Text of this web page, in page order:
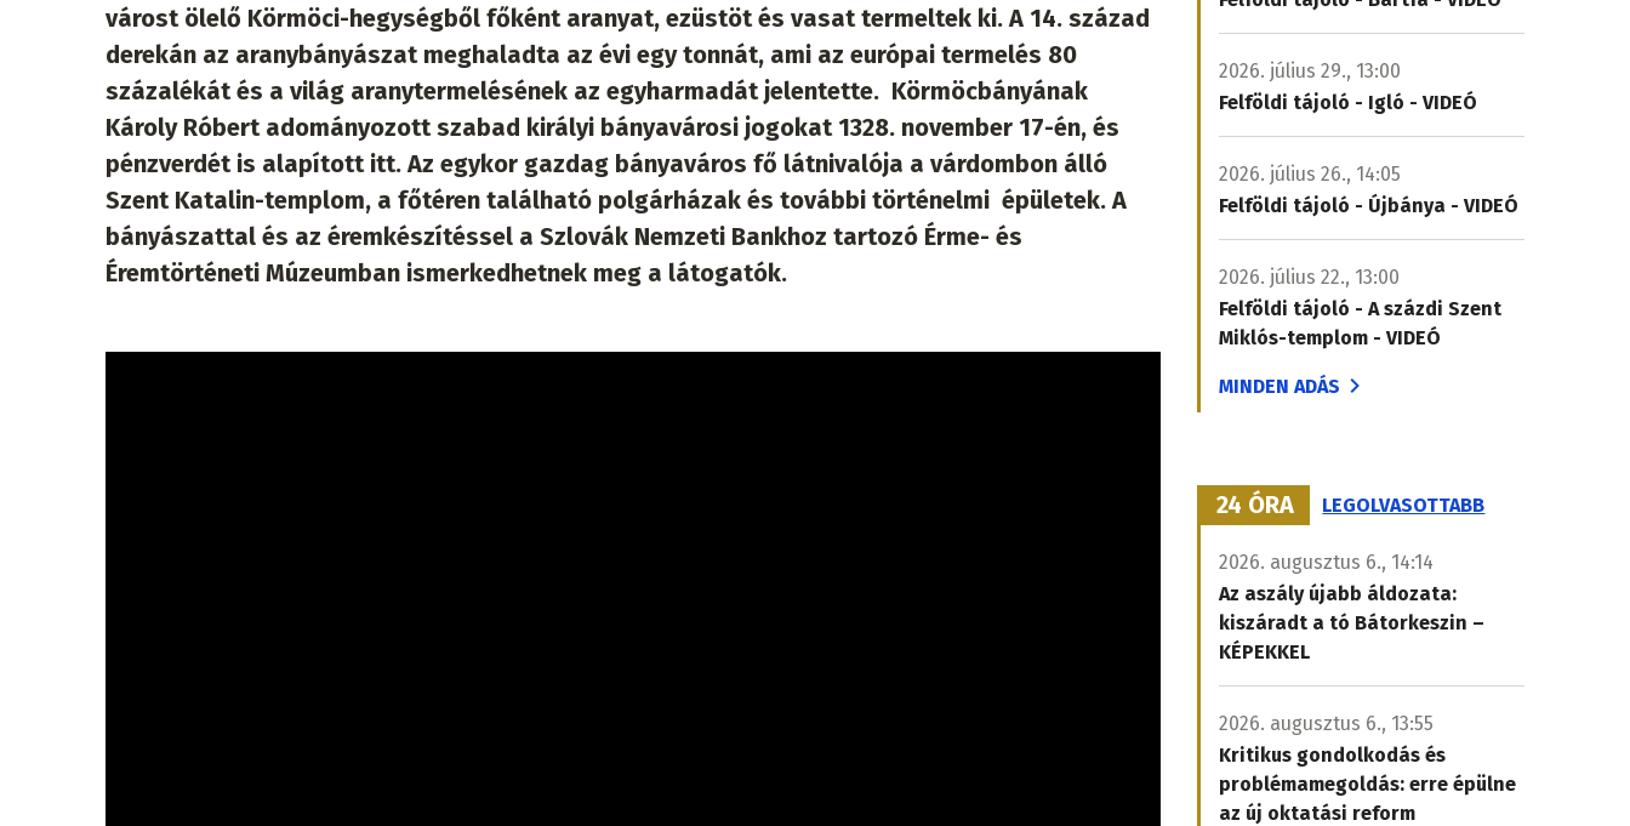
várost ölelő Körmöci-hegységből főként aranyat, ezüstöt és vasat termeltek ki. A 14. század
derekán az aranybányászat meghaladta az évi egy tonnát, ami az európai termelés 80
százalékát és a világ aranytermelésének az egyharmadát jelentette. Körmöcbányának
Károly Róbert adományozott szabad királyi bányavárosi jogokat 1328. november 17-én, és
pénzverdét is alapított itt. Az egykor gazdag bányaváros fő látnivalója a várdombon álló
Szent Katalin-templom, a főtéren található polgárházak és további történelmi épületek. A
bányászattal és az éremkészítéssel a Szlovák Nemzeti Bankhoz tartozó Érme- és
Éremtörténeti Múzeumban ismerkedhetnek meg a látogatók.
2026. július 29., 13:00
Felföldi tájoló - Igló - VIDEÓ
2026. július 26., 14:05
Felföldi tájoló - Újbánya - VIDEÓ
2026. július 22., 13:00
Felföldi tájoló - A százdi Szent
Miklós-templom - VIDEÓ
MINDEN ADÁS
24 ÓRA LEGOLVASOTTABB
2026. augusztus 6., 14:14
Az aszály újabb áldozata:
kiszáradt a tó Bátorkeszin –
KÉPEKKEL
2026. augusztus 6., 13:55
Kritikus gondolkodás és
problémamegoldás: erre épülne
az új oktatási reform